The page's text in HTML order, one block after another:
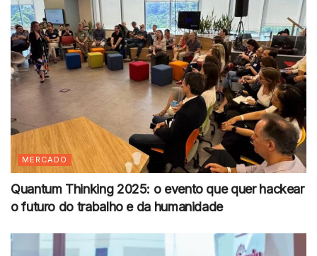
MERCADO
Quantum Thinking 2025: o evento que quer hackear
o futuro do trabalho e da humanidade